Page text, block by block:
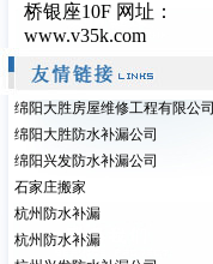
桥银座10F 网址：
www.v35k.com
绵阳大胜房屋维修工程有限公司
绵阳大胜防水补漏公司
绵阳兴发防水补漏公司
石家庄搬家
杭州防水补漏
杭州防水补漏